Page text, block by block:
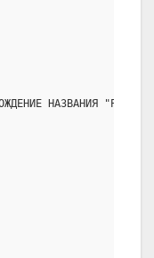
НАЗВАНИЯ "РУСЬ"